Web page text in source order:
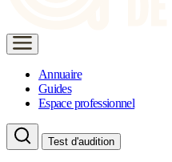
Annuaire
Guides
Espace professionnel
Test d'audition